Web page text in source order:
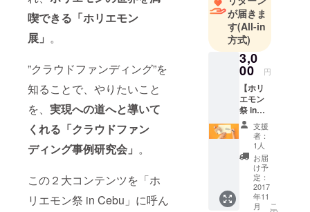
喫できる「ホリエモン
展」 。
”クラウドファンディング”を
知ることで、やりたいこと
を、 実現への道へと導いて
くれる「クラウドファン
ディング事例研究会」 。
この２大コンテンツを「ホ
リエモン祭 in Cebu」に呼ん
が届きま
す(All-in
方式)
3,0
00 円
【ホリ
エモン
祭 in
Cebu実
行委員
メン
バーか
らお手
紙】 ホ
リエモ
ン祭 in
Cebu実
支援
者：
1人
お届
け予
定：
2017
年11
月
こ